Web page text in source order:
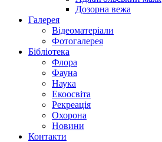
Дозорна вежа
Галерея
Відеоматеріали
Фотогалерея
Бібліотека
Флора
Фауна
Наука
Екоосвіта
Рекреація
Охорона
Новини
Контакти